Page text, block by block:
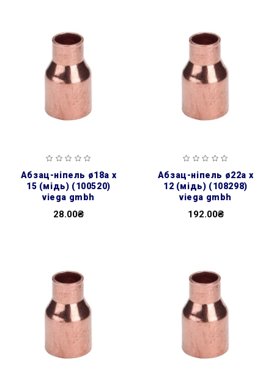
абзац-ніпель ø18а х
15 (мідь) (100520)
viega gmbh
28.00₴
абзац-ніпель ø22а х
12 (мідь) (108298)
viega gmbh
192.00₴